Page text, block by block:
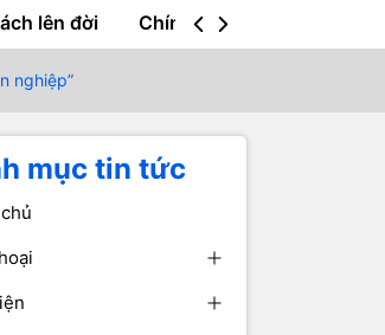
lên đời Chính sách mua lại
nghiệp”
mục tin tức